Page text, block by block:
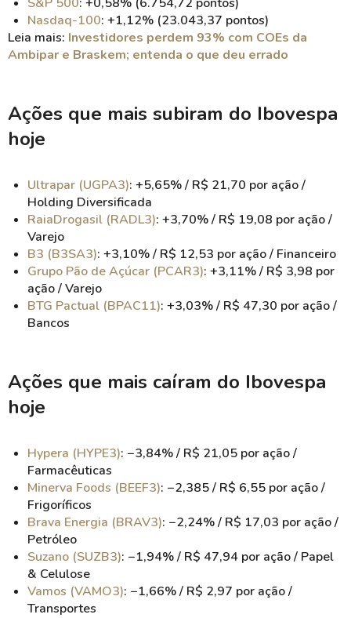
Nasdaq-100: +1,12% (23.043,37 pontos)
Leia mais: Investidores perdem 93% com COEs da
Ambipar e Braskem; entenda o que deu errado
Ações que mais subiram do Ibovespa
hoje
Ultrapar (UGPA3): +5,65% / R$ 21,70 por ação /
Holding Diversificada
RaiaDrogasil (RADL3): +3,70% / R$ 19,08 por ação /
Varejo
B3 (B3SA3): +3,10% / R$ 12,53 por ação / Financeiro
Grupo Pão de Açúcar (PCAR3): +3,11% / R$ 3,98 por
ação / Varejo
BTG Pactual (BPAC11): +3,03% / R$ 47,30 por ação /
Bancos
Ações que mais caíram do Ibovespa
hoje
Hypera (HYPE3): −3,84% / R$ 21,05 por ação /
Farmacêuticas
Minerva Foods (BEEF3): −2,385 / R$ 6,55 por ação /
Frigoríficos
Brava Energia (BRAV3): −2,24% / R$ 17,03 por ação /
Petróleo
Suzano (SUZB3): −1,94% / R$ 47,94 por ação / Papel
& Celulose
Vamos (VAMO3): −1,66% / R$ 2,97 por ação /
Transportes